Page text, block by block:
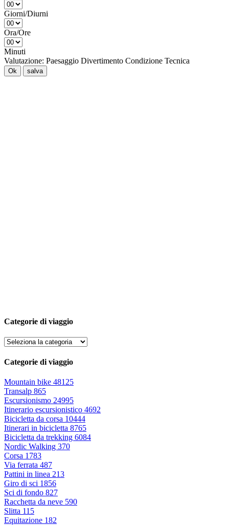
Giorni/Diurni
Ora/Ore
Minuti
Valutazione: Paesaggio Divertimento Condizione Tecnica
Ok salva
Categorie di viaggio
Categorie di viaggio
Mountain bike 48125
Transalp 865
Escursionismo 24995
Itinerario escursionistico 4692
Bicicletta da corsa 10444
Itinerari in bicicletta 8765
Bicicletta da trekking 6084
Nordic Walking 370
Corsa 1783
Via ferrata 487
Pattini in linea 213
Giro di sci 1856
Sci di fondo 827
Racchetta da neve 590
Slitta 115
Equitazione 182